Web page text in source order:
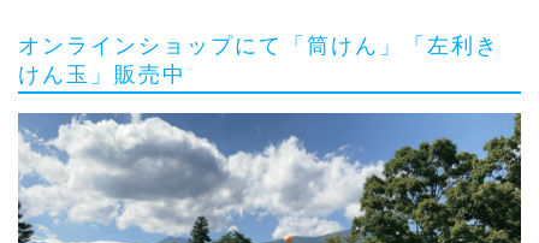
オンラインショップにて「筒けん」「左利き
けん玉」販売中